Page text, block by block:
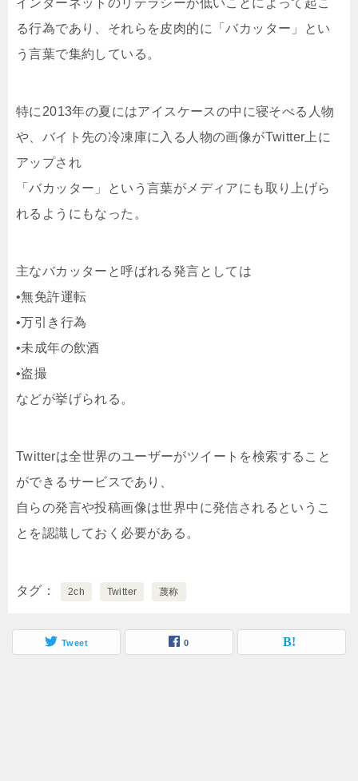
インターネットのリテラシーが低いことによって起こ
る行為であり、それらを皮肉的に「バカッター」とい
う言葉で集約している。
特に2013年の夏にはアイスケースの中に寝そべる人物
や、バイト先の冷凍庫に入る人物の画像がTwitter上に
アップされ
「バカッター」という言葉がメディアにも取り上げら
れるようにもなった。
主なバカッターと呼ばれる発言としては
•無免許運転
•万引き行為
•未成年の飲酒
•盗撮
などが挙げられる。
Twitterは全世界のユーザーがツイートを検索すること
ができるサービスであり、
自らの発言や投稿画像は世界中に発信されるというこ
とを認識しておく必要がある。
タグ 2ch Twitter 蔑称
Tweet 0